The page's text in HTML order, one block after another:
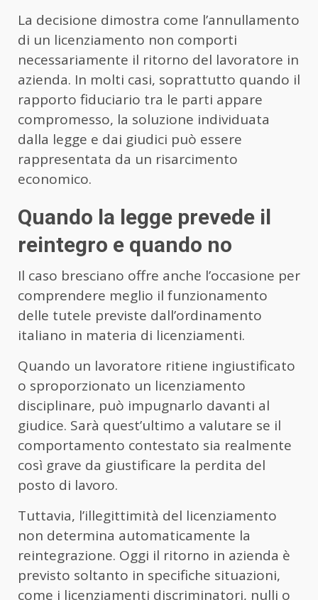
La decisione dimostra come l’annullamento
di un licenziamento non comporti
necessariamente il ritorno del lavoratore in
azienda. In molti casi, soprattutto quando il
rapporto fiduciario tra le parti appare
compromesso, la soluzione individuata
dalla legge e dai giudici può essere
rappresentata da un risarcimento
economico.
Quando la legge prevede il
reintegro e quando no
Il caso bresciano offre anche l’occasione per
comprendere meglio il funzionamento
delle tutele previste dall’ordinamento
italiano in materia di licenziamenti.
Quando un lavoratore ritiene ingiustificato
o sproporzionato un licenziamento
disciplinare, può impugnarlo davanti al
giudice. Sarà quest’ultimo a valutare se il
comportamento contestato sia realmente
così grave da giustificare la perdita del
posto di lavoro.
Tuttavia, l’illegittimità del licenziamento
non determina automaticamente la
reintegrazione. Oggi il ritorno in azienda è
previsto soltanto in specifiche situazioni,
come i licenziamenti discriminatori, nulli o